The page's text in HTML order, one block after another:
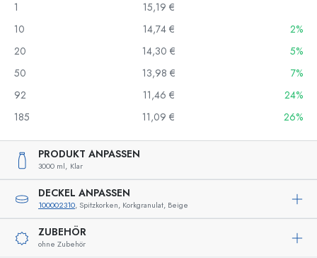
1
15,19 €
10
14,74 €
2%
20
14,30 €
5%
50
13,98 €
7%
92
11,46 €
24%
185
11,09 € 26%
PRODUKT ANPASSEN
3000 ml, Klar
DECKEL ANPASSEN
100002310, Spitzkorken, Korkgranulat, Beige
ZUBEHÖR
ohne Zubehör